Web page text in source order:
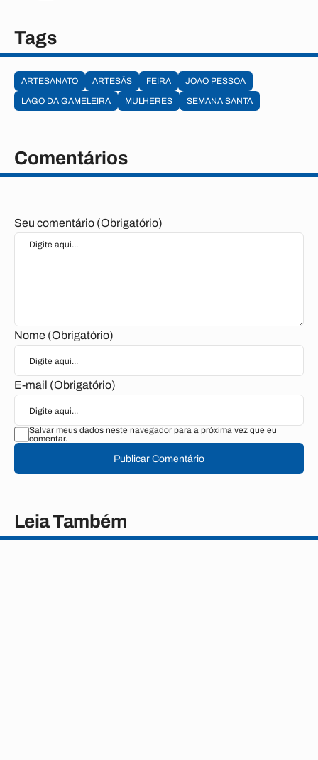
Tags
ARTESANATO ARTESÃS FEIRA
JOAO PESSOA
LAGO DA GAMELEIRA
MULHERES SEMANA SANTA
Comentários
Seu comentário (Obrigatório)
Nome (Obrigatório)
E-mail (Obrigatório)
Salvar meus dados neste navegador para a próxima vez que eu
comentar.
Publicar Comentário
Leia Também